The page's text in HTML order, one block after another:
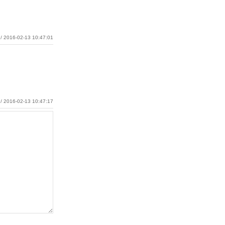
/ 2016-02-13 10:47:01
/ 2016-02-13 10:47:17